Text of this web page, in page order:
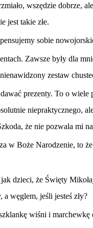
wszędzie dobrze,
jest takie złe.
sobie
Zawsze były dla
zestaw
prezenty. To o wiele
niepraktycznego,
że nie pozwala mi
w Boże Narodzenie, to
dzieci, że Święty
a węglem, jeśli jesteś zły?
wiśni i